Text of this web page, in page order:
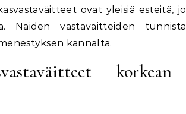
ovat yleisiä esteitä,
Näiden vastaväitteiden
kannalta.